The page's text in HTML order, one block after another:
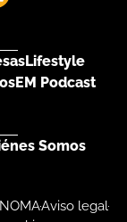
Lifestyle
EM Podcast
Somos
Aviso legal